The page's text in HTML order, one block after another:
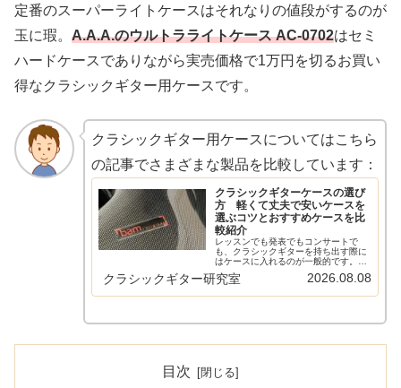
定番のスーパーライトケースはそれなりの値段がするのが
玉に瑕。 A.A.A.のウルトラライトケース AC-0702はセミ
ハードケースでありながら実売価格で1万円を切るお買い
得なクラシックギター用ケースです。
クラシックギター用ケースについてはこちら
の記事でさまざまな製品を比較しています：
クラシックギターケースの選び
方 軽くて丈夫で安いケースを
選ぶコツとおすすめケースを比
較紹介
レッスンでも発表でもコンサートで
も、クラシックギターを持ち出す際に
はケースに入れるのが一般的です。ソ
フトケースからセミハードケース、ハ
ードケースまで多種多様なケースが出
クラシックギター研究室 2026.08.08
目次